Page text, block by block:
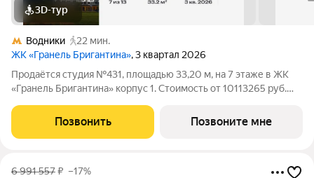
3D-тур
Водники
22 мин.
ЖК «Гранель Бригантина», 3 квартал 2026
Продаётся студия №431, площадью 33,20 м, на 7 этаже в ЖК
«Гранель Бригантина» корпус 1. Стоимость от 10113265 руб.
улицу. «Город в городе» у воды: 14 монолитных высоток до 23
этажей с развитой
Позвонить Позвоните мне
6 991 557₽ –17%